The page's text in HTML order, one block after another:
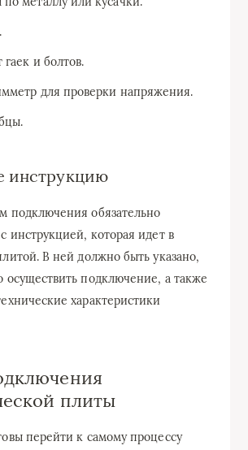
и болтов.
для проверки напряжения.
инструкцию
подключения обязательно
инструкцией, которая идет в
В ней должно быть указано,
осуществить подключение, а также
характеристики
плиты
перейти к самому процессу